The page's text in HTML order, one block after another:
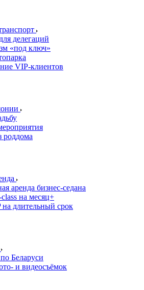
делегаций
«под ключ»
VIP-клиентов
роддома
аренда бизнес-седана
на месяц+
на длительный срок
Беларуси
и видеосъёмок